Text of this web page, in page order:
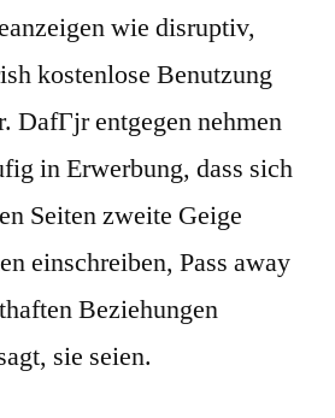
wie disruptiv,
kostenlose Benutzung
DafГјr entgegen nehmen
in Erwerbung, dass sich
Seiten zweite Geige
einschreiben, Pass away
Beziehungen
sie seien.